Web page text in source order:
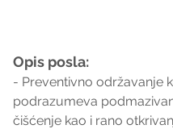
Opis posla:
- Preventivno održavanje
podrazumeva
čišćenje kao i rano